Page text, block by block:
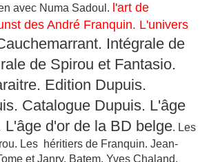
avec Numa Sadoul. l'art de
des André Franquin. L'univers
Intégrale de
de Spirou et Fantasio.
Edition Dupuis.
Catalogue Dupuis. L'âge
L'âge d'or de la BD belge. Les
Les héritiers de Franquin. Jean-
et Janry. Batem. Yves Chaland.